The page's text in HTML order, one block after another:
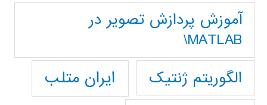
آموزش پردازش تصوير در
MATLAB\
الگوریتم ژنتیک
ایران متلب